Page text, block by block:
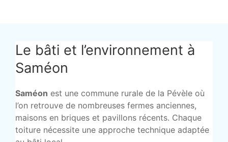
Le bâti et l’environnement à
Saméon
Saméon est une commune rurale de la Pévèle où
l’on retrouve de nombreuses fermes anciennes,
maisons en briques et pavillons récents. Chaque
toiture nécessite une approche technique adaptée